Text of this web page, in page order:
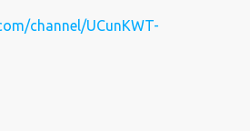
channel/UCunKWT-